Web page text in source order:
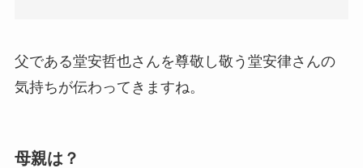
父である堂安哲也さんを尊敬し敬う堂安律さんの
気持ちが伝わってきますね。
母親は？